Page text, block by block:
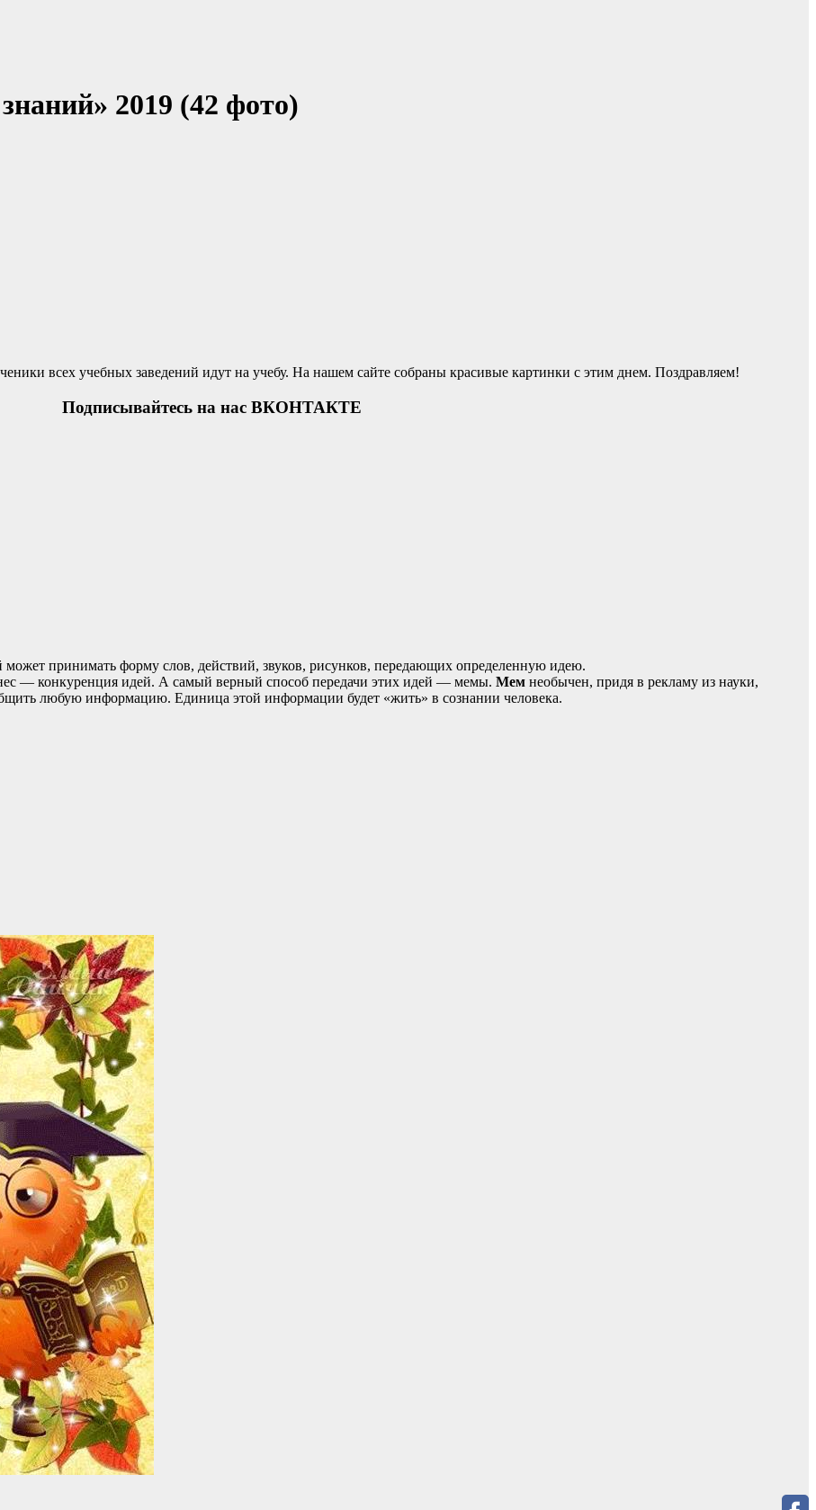
2019 (42 фото)
всех учебных заведений идут на учебу. На нашем сайте собраны красивые картинки с этим днем. Поздравляем!
Подписывайтесь на нас ВКОНТАКТЕ
принимать форму слов, действий, звуков, рисунков, передающих определенную идею.
— конкуренция идей. А самый верный способ передачи этих идей — мемы. Мем необычен, придя в рекламу из науки,
любую информацию. Единица этой информации будет «жить» в сознании человека.